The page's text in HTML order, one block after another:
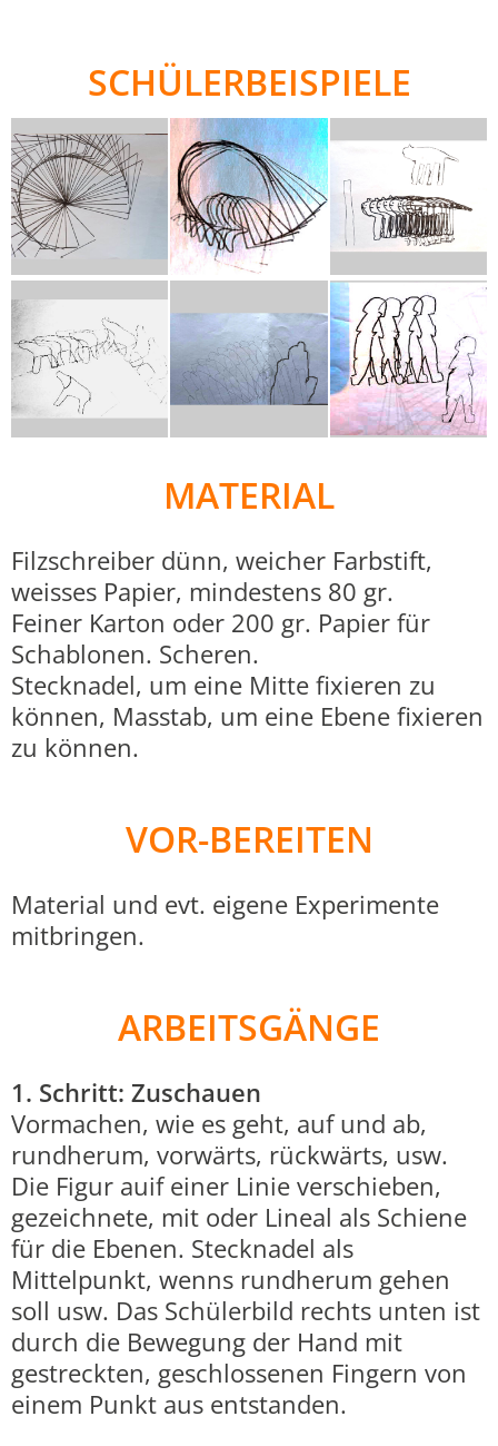
SCHÜLERBEISPIELE
MATERIAL
Filzschreiber dünn, weicher Farbstift,
weisses Papier, mindestens 80 gr.
Feiner Karton oder 200 gr. Papier für
Schablonen. Scheren.
Stecknadel, um eine Mitte fixieren zu
können, Masstab, um eine Ebene fixieren
zu können.
VOR-BEREITEN
Material und evt. eigene Experimente
mitbringen.
ARBEITSGÄNGE
1. Schritt: Zuschauen
Vormachen, wie es geht, auf und ab,
rundherum, vorwärts, rückwärts, usw.
Die Figur auif einer Linie verschieben,
gezeichnete, mit oder Lineal als Schiene
für die Ebenen. Stecknadel als
Mittelpunkt, wenns rundherum gehen
soll usw. Das Schülerbild rechts unten ist
durch die Bewegung der Hand mit
gestreckten, geschlossenen Fingern von
einem Punkt aus entstanden.